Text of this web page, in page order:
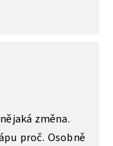
změna.
proč. Osobně